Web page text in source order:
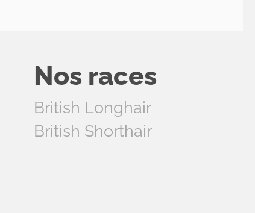
Nos races
British Longhair
British Shorthair